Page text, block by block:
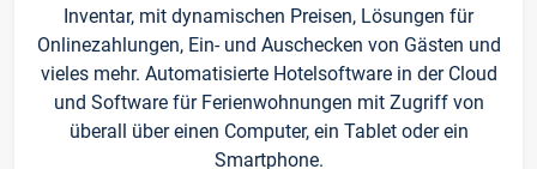
Inventar, mit dynamischen Preisen, Lösungen für
Onlinezahlungen, Ein- und Auschecken von Gästen und
vieles mehr. Automatisierte Hotelsoftware in der Cloud
und Software für Ferienwohnungen mit Zugriff von
überall über einen Computer, ein Tablet oder ein
Smartphone.